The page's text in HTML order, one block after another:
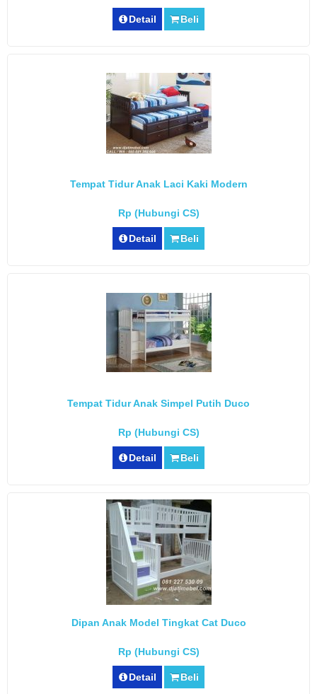
Detail Beli
Tempat Tidur Anak Laci Kaki Modern
Rp (Hubungi CS)
Detail Beli
Tempat Tidur Anak Simpel Putih Duco
Rp (Hubungi CS)
Detail Beli
Dipan Anak Model Tingkat Cat Duco
Rp (Hubungi CS)
Detail Beli